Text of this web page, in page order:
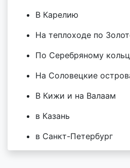
В Карелию
На теплоходе по
По Серебряному
На Соловецкие
В Кижи и на Валаам
в Казань
в Санкт-Петербург